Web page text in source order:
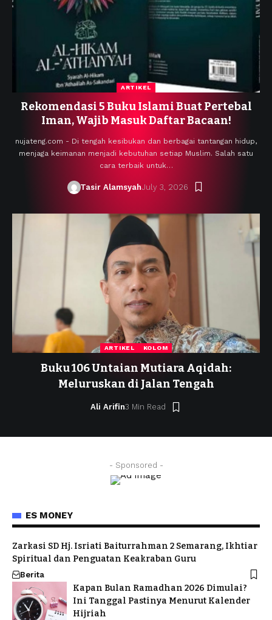
ARTIKEL
Rekomendasi 5 Buku Islami Buat Pertebal
Iman, Wajib Masuk Daftar Bacaan!
nujateng.com - Di tengah kesibukan dan berbagai tantangan hidup,
menjaga keimanan menjadi kebutuhan setiap Muslim. Salah satu
cara terbaik untuk…
Tasir AlamsyahJuly 3, 2026
ARTIKEL KOLOM
Buku 106 Untaian Mutiara Aqidah:
Meluruskan di Jalan Tengah
Ali Arifin3 Min Read
- Sponsored -
ES MONEY
Zarkasi SD Hj. Isriati Baiturrahman 2 Semarang, Ikhtiar
Spiritual dan Penguatan Keakraban Guru
Berita
Kapan Bulan Ramadhan 2026 Dimulai?
Ini Tanggal Pastinya Menurut Kalender
Hijriah